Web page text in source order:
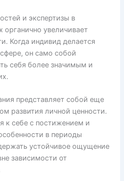
и экспертизы в
увеличивает
Когда индивид делается
он само собой
себя более значимым и
представляет собой еще
развития личной ценности.
к себе с постижением и
в периоды
устойчивое ощущение
зависимости от